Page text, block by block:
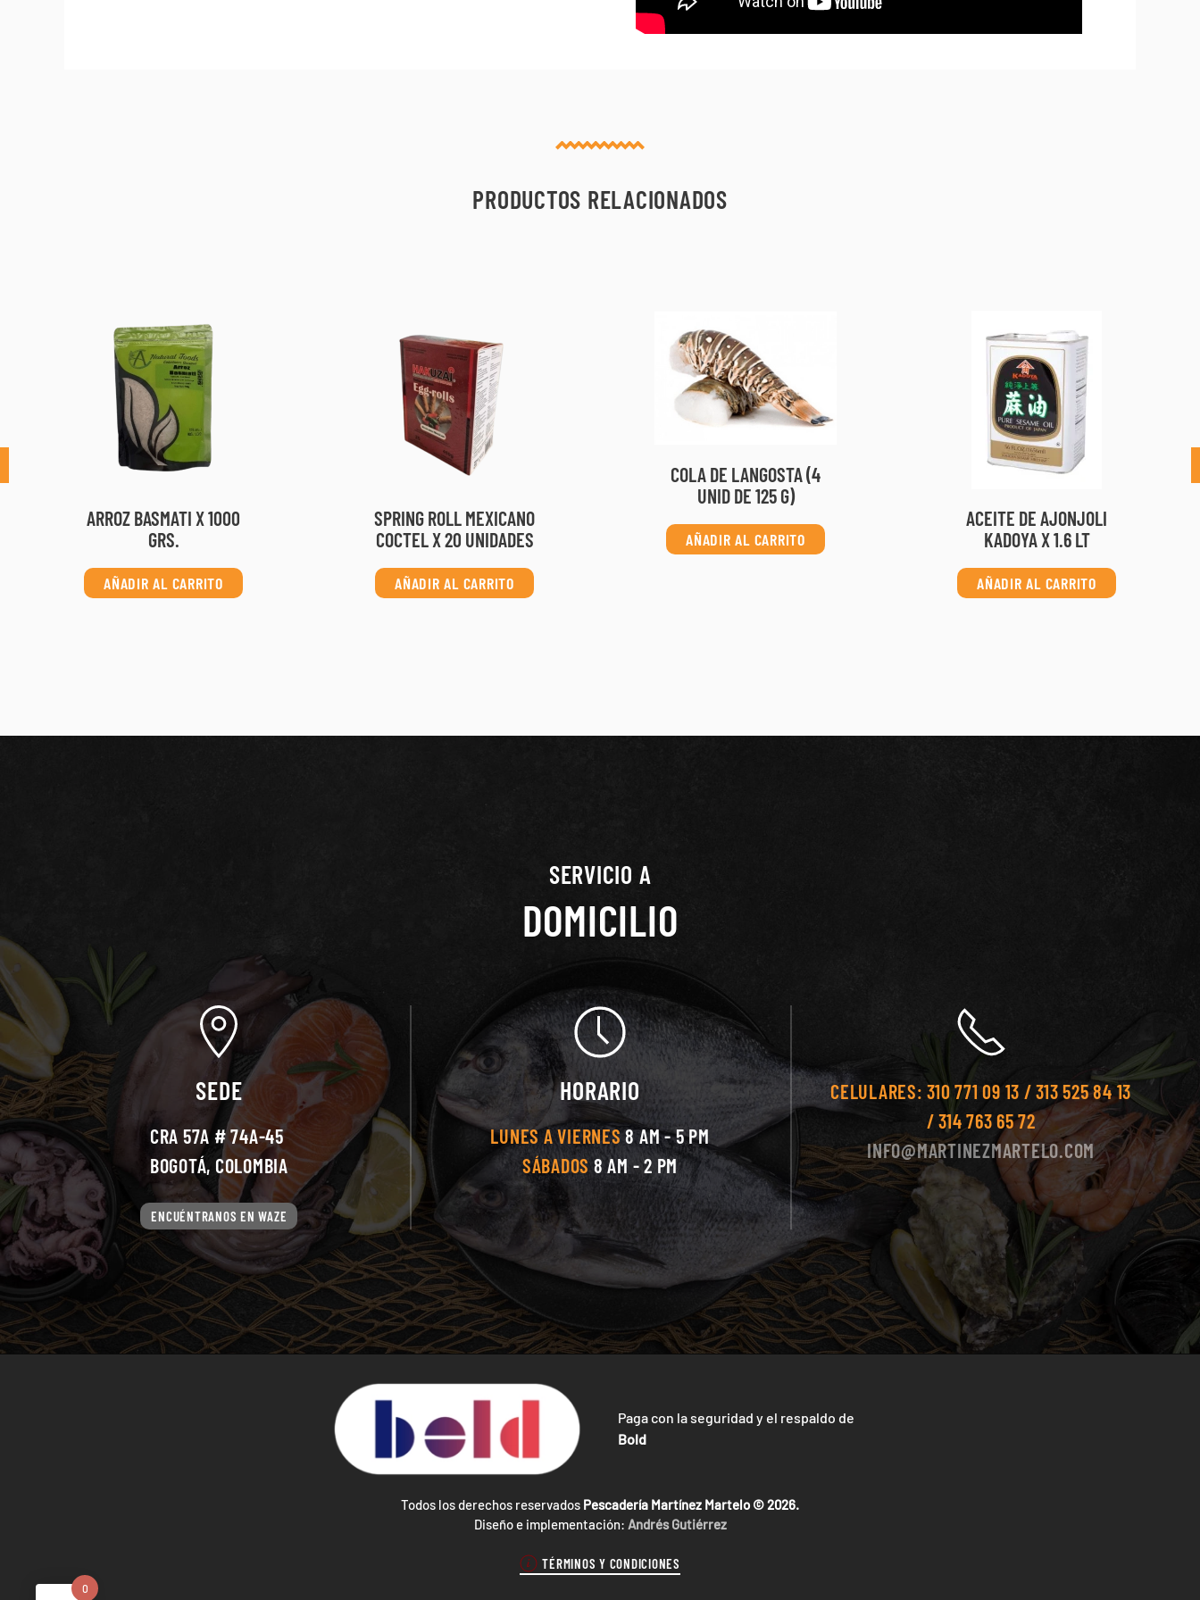
PRODUCTOS RELACIONADOS
ARROZ BASMATI X 1000
GRS.
AÑADIR AL CARRITO
SPRING ROLL MEXICANO
COCTEL X 20 UNIDADES
AÑADIR AL CARRITO
COLA DE LANGOSTA (4
UNID DE 125 G)
AÑADIR AL CARRITO
ACEITE DE AJONJOLI
KADOYA X 1.6 LT
AÑADIR AL CARRITO
SERVICIO A
DOMICILIO
SEDE
CRA 57A # 74A-45
BOGOTÁ, COLOMBIA
ENCUÉNTRANOS EN WAZE
HORARIO
LUNES A VIERNES8 AM - 5 PM
SÁBADOS 8 AM - 2 PM
CELULARES: 310 771 09 13 / 313 525 84 13
/ 314 763 65 72
INFO@MARTINEZMARTELO.COM
Paga con la seguridad y el respaldo de
Bold
Todos los derechos reservados Pescadería Martínez Martelo ©2026.
Diseño e implementación: Andrés Gutiérrez
TÉRMINOS Y CONDICIONES
0